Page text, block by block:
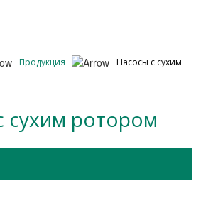
Продукция
Насосы с сухим
сухим ротором